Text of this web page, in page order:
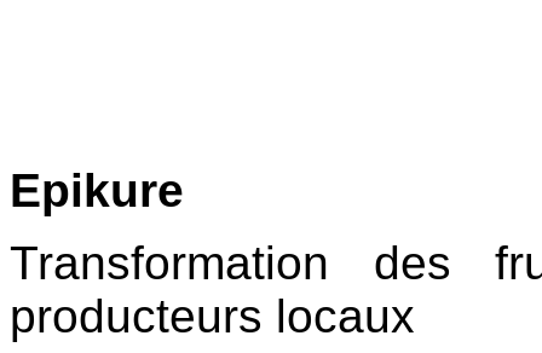
Epikure
Transformation des
producteurs locaux